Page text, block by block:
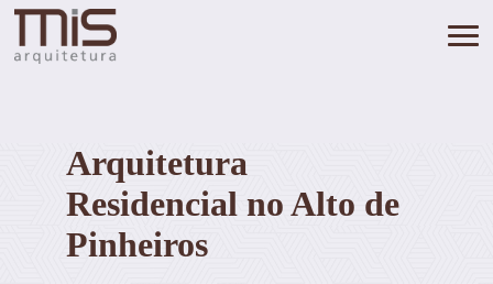
Arquitetura
Residencial no Alto de
Pinheiros